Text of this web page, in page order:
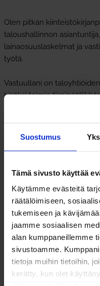
Suostumus
Tämä sivusto käyttää
Käytämme evästeitä
räätälöimiseen,
tukemiseen ja
jaamme sosiaalisen
alan kumppaneillemme
sivustoamme.
tietoja muihin tietoihin,
kerätty, kun olet
Olen pitkän
taloushallinnon
lainaosuuslaskelmat ja
työtä.
Vastuullani on
Lisäksi toimin
asiakaspalvelussa,
rakennusalan yrityksessä
Koulutukseltani olen